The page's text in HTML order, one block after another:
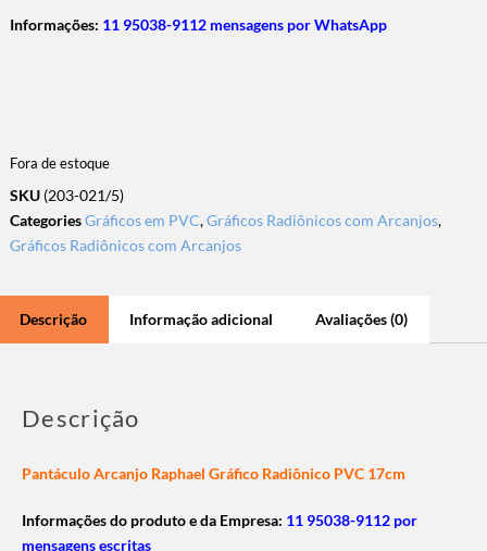
Informações: 11 95038-9112 mensagens por WhatsApp
Fora de estoque
SKU (203-021/5)
CategoriesGráficos em PVC,Gráficos Radiônicos com Arcanjos,
Gráficos Radiônicos com Arcanjos
Descrição Informação adicional Avaliações (0)
Descrição
Pantáculo Arcanjo Raphael Gráfico Radiônico PVC 17cm
Informações do produto e da Empresa: 11 95038-9112 por
mensagens escritas